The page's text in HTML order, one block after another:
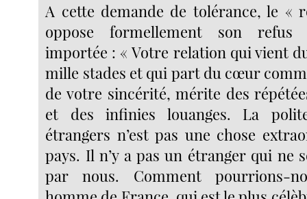
A cette demande de tolérance, le «
oppose formellement son
importée : « Votre relation qui vient
mille stades et qui part du cœur
de votre sincérité, mérite des
et des infinies louanges. La
étrangers n’est pas une chose
pays. Il n’y a pas un étranger qui ne
par nous. Comment pourrions-